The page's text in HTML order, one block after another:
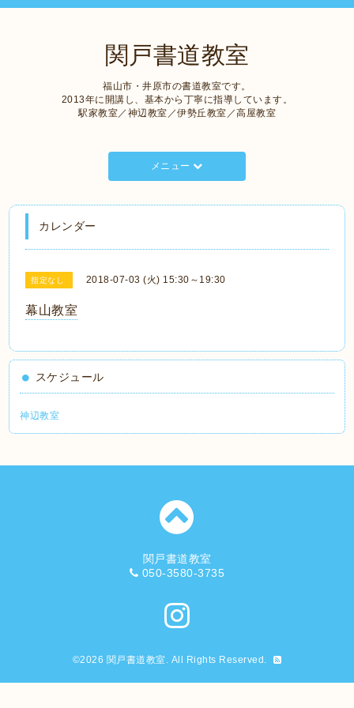
関戸書道教室
福山市・井原市の書道教室です。
2013年に開講し、基本から丁寧に指導しています。
駅家教室／神辺教室／伊勢丘教室／高屋教室
メニュー
カレンダー
指定なし 2018-07-03 (火) 15:30～19:30
幕山教室
スケジュール
神辺教室
関戸書道教室
050-3580-3735
©2026 関戸書道教室. All Rights Reserved.